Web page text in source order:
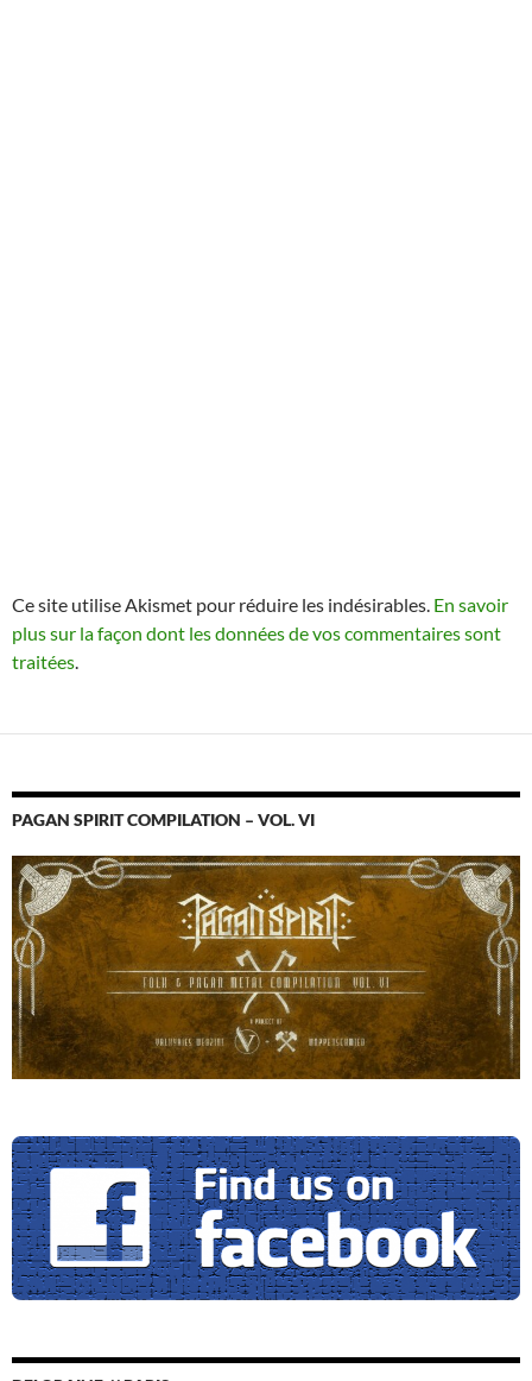
Ce site utilise Akismet pour réduire les indésirables. En savoir
plus sur la façon dont les données de vos commentaires sont
traitées.
PAGAN SPIRIT COMPILATION – VOL. VI